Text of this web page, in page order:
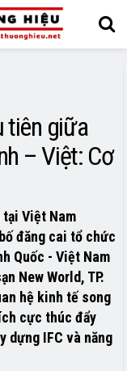
tiên giữa
– Việt: Cơ
tại Việt Nam
đăng cai tổ chức
Quốc - Việt Nam
New World, TP.
hệ kinh tế song
cực thúc đẩy
dựng IFC và năng